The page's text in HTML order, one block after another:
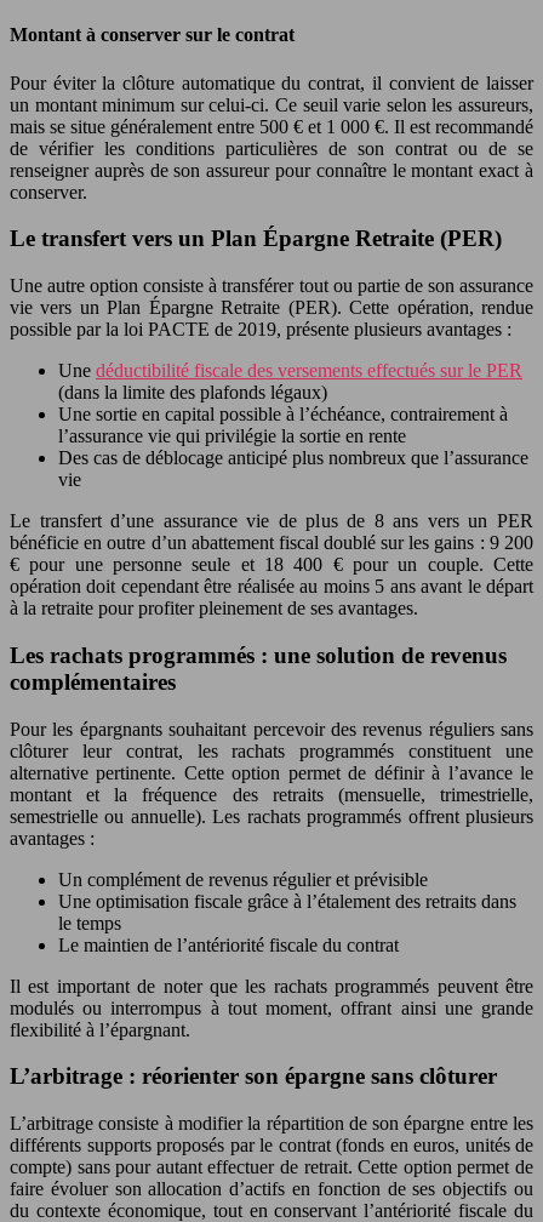
Montant à conserver sur le contrat
Pour éviter la clôture automatique du contrat, il convient de laisser
un montant minimum sur celui-ci. Ce seuil varie selon les assureurs,
mais se situe généralement entre 500 € et 1 000 €. Il est recommandé
de vérifier les conditions particulières de son contrat ou de se
renseigner auprès de son assureur pour connaître le montant exact à
conserver.
Le transfert vers un Plan Épargne Retraite (PER)
Une autre option consiste à transférer tout ou partie de son assurance
vie vers un Plan Épargne Retraite (PER). Cette opération, rendue
possible par la loi PACTE de 2019, présente plusieurs avantages :
Une déductibilité fiscale des versements effectués sur le PER
(dans la limite des plafonds légaux)
Une sortie en capital possible à l’échéance, contrairement à
l’assurance vie qui privilégie la sortie en rente
Des cas de déblocage anticipé plus nombreux que l’assurance
vie
Le transfert d’une assurance vie de plus de 8 ans vers un PER
bénéficie en outre d’un abattement fiscal doublé sur les gains : 9 200
€ pour une personne seule et 18 400 € pour un couple. Cette
opération doit cependant être réalisée au moins 5 ans avant le départ
à la retraite pour profiter pleinement de ses avantages.
Les rachats programmés : une solution de revenus
complémentaires
Pour les épargnants souhaitant percevoir des revenus réguliers sans
clôturer leur contrat, les rachats programmés constituent une
alternative pertinente. Cette option permet de définir à l’avance le
montant et la fréquence des retraits (mensuelle, trimestrielle,
semestrielle ou annuelle). Les rachats programmés offrent plusieurs
avantages :
Un complément de revenus régulier et prévisible
Une optimisation fiscale grâce à l’étalement des retraits dans
le temps
Le maintien de l’antériorité fiscale du contrat
Il est important de noter que les rachats programmés peuvent être
modulés ou interrompus à tout moment, offrant ainsi une grande
flexibilité à l’épargnant.
L’arbitrage : réorienter son épargne sans clôturer
L’arbitrage consiste à modifier la répartition de son épargne entre les
différents supports proposés par le contrat (fonds en euros, unités de
compte) sans pour autant effectuer de retrait. Cette option permet de
faire évoluer son allocation d’actifs en fonction de ses objectifs ou
du contexte économique, tout en conservant l’antériorité fiscale du